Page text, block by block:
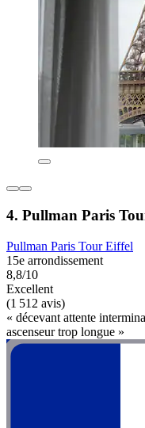
4. Pullman Paris
Pullman Paris Tour Eiffel
15e arrondissement
8,8/10
Excellent
(1 512 avis)
« décevant attente
ascenseur trop longue »